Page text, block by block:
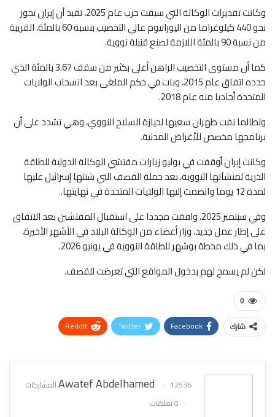
وكانت تقديرات الوكالة التي سبقت حرب عام 2025، تفيد أن إيران تحوز
نحو 440 كيلوغراما من اليورانيوم عالي التخصيب بنسبة 60 بالمئة، القريبة
من نسبة 90 بالمئة اللازمة لصنع قنبلة نووية.
كما أن مستوى التخصيب الراهن أعلى بكثير من سقف 3.67 بالمئة الذي
حدده اتفاق عام 2015، وبات في حكم الملغى بعد انسحاب الولايات
المتحدة أحاديا منه عام 2018.
ولطالما نفت طهران سعيها لحيازة السلاح النووي، وهي تشدد على أن
برنامجها مخصص للأغراض المدنية.
وكانت إيران أوقفت في يوليو زيارات مفتشي الوكالة الدولية للطاقة
الذرية لمنشآتها النووية، بعد حملة القصف التي شنتها إسرائيل عليها
لمدة 12 يوما وانضمت إليها الولايات المتحدة في نهايتها.
وفي سبتمبر 2025، وافقت مجددا على استقبال المفتشين بعد الاتفاق
على إطار عمل جديد، وزار أعضاء من الوكالة البلاد في الأشهر الأخيرة،
بما في ذلك محطة بوشهر للطاقة النووية في يونيو 2026.
لكن لم يسمح لهم بدخول المواقع التي تعرضت للقصف.
0
شارك Facebook
Twitter
ReddIt
Awatef Abdelhamed
12536 المشاركات
0 تعليقات